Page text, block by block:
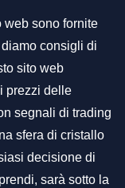
web sono fornite
consigli di
sito web
prezzi delle
segnali di trading
sfera di cristallo
decisione di
sarà sotto la